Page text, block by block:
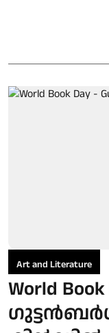
Art and Literature
World